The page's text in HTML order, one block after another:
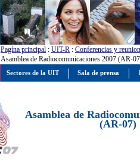
Pagína principal : UIT-R : Conferencias y
Asamblea de Radiocomunicaciones 2007 (AR-
Asamblea de
(AR-07)
Sectores de la UIT Sala de prensa